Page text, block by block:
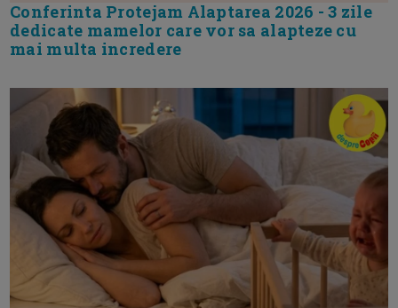
Conferinta Protejam Alaptarea 2026 - 3 zile
dedicate mamelor care vor sa alapteze cu
mai multa incredere